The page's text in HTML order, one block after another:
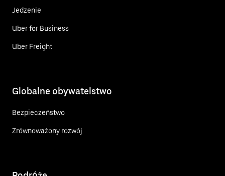
Jedzenie
Uber for Business
Uber Freight
Globalne obywatelstwo
Bezpieczeństwo
Zrównoważony rozwój